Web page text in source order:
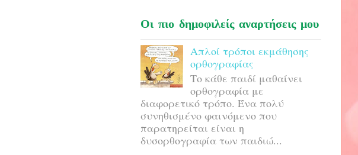
Οι πιο δημοφιλείς αναρτήσεις μου
Απλοί τρόποι εκμάθησης
ορθογραφίας
Το κάθε παιδί μαθαίνει
ορθογραφία με
διαφορετικό τρόπο. Ένα πολύ
συνηθισμένο φαινόμενο που
παρατηρείται είναι η
δυσορθογραφία των παιδιώ...